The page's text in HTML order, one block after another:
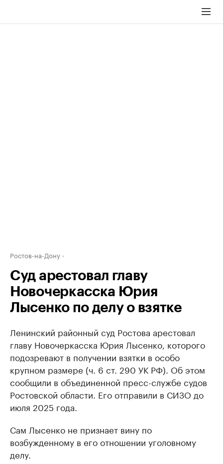
Ростов-на-Дону
Суд арестовал главу
Новочеркасска Юрия
Лысенко по делу о взятке
Ленинский районный суд Ростова арестовал
главу Новочеркасска Юрия Лысенко, которого
подозревают в получении взятки в особо
крупном размере (ч. 6 ст. 290 УК РФ). Об этом
сообщили в объединенной пресс-службе судов
Ростовской области. Его отправили в СИЗО до
июля 2025 года.
Сам Лысенко не признает вину по
возбужденному в его отношении уголовному
делу.